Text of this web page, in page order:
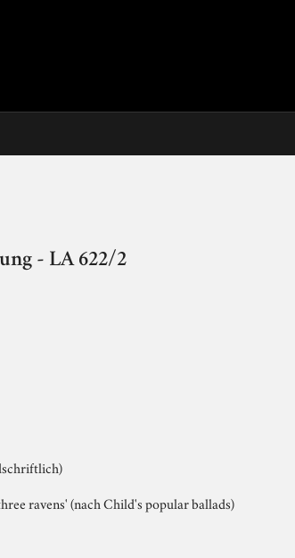
- LA 622/2
ravens' (nach Child's popular ballads)